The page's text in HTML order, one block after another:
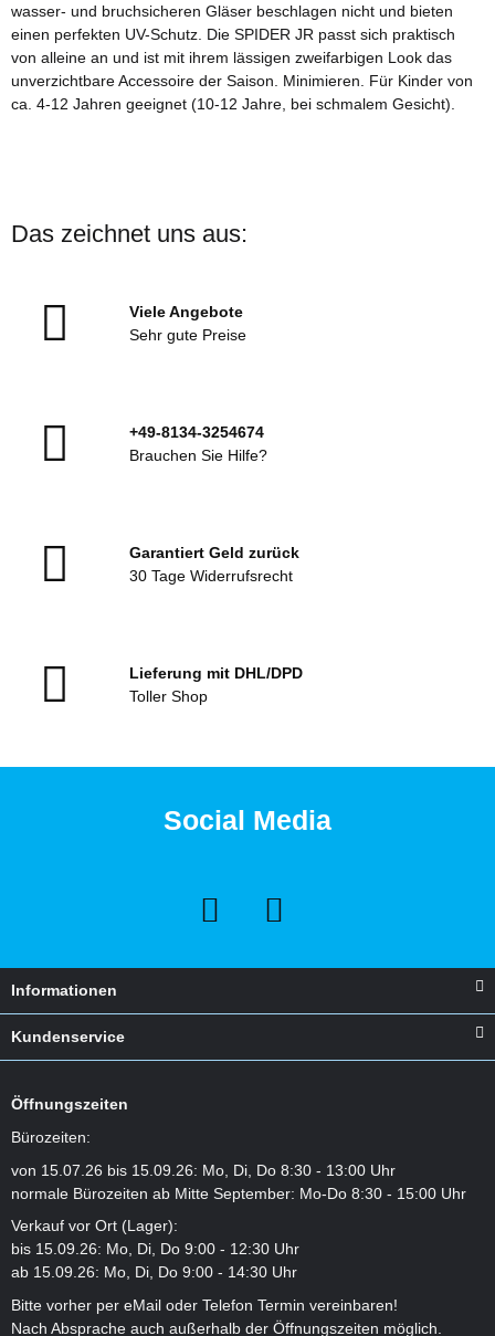
wasser- und bruchsicheren Gläser beschlagen nicht und bieten
einen perfekten UV-Schutz. Die SPIDER JR passt sich praktisch
von alleine an und ist mit ihrem lässigen zweifarbigen Look das
unverzichtbare Accessoire der Saison. Minimieren. Für Kinder von
ca. 4-12 Jahren geeignet (10-12 Jahre, bei schmalem Gesicht).
Das zeichnet uns aus:
Viele Angebote
Sehr gute Preise
+49-8134-3254674
Brauchen Sie Hilfe?
Garantiert Geld zurück
30 Tage Widerrufsrecht
Lieferung mit DHL/DPD
Toller Shop
Social Media
Informationen
Kundenservice
Öffnungszeiten
Bürozeiten:
von 15.07.26 bis 15.09.26: Mo, Di, Do 8:30 - 13:00 Uhr
normale Bürozeiten ab Mitte September: Mo-Do 8:30 - 15:00 Uhr
Verkauf vor Ort (Lager):
bis 15.09.26: Mo, Di, Do 9:00 - 12:30 Uhr
ab 15.09.26: Mo, Di, Do 9:00 - 14:30 Uhr
Bitte vorher per eMail oder Telefon Termin vereinbaren!
Nach Absprache auch außerhalb der Öffnungszeiten möglich.